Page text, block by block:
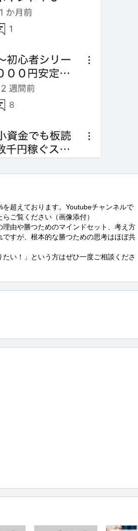
超えております。Youtubeチャンネルで
ご覧ください（画像添付）
由や勝つためのマインドセット、考え方
すが、根本的な勝つための思考はほぼ共
い！」という方はぜひ一度ご相談くださ